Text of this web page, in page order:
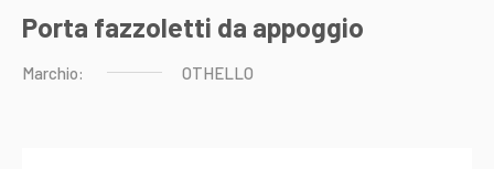
Porta fazzoletti da appoggio
Marchio: OTHELLO